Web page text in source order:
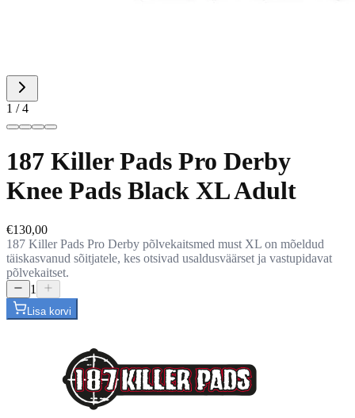
1 / 4
187 Killer Pads Pro Derby
Knee Pads Black XL Adult
€130,00
187 Killer Pads Pro Derby põlvekaitsmed must XL on mõeldud
täiskasvanud sõitjatele, kes otsivad usaldusväärset ja vastupidavat
põlvekaitset.
1
Lisa korvi